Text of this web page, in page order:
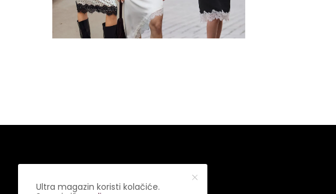
Ultra magazin koristi kolačiće.